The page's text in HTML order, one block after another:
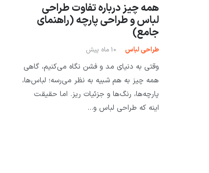
همه چیز درباره تفاوت طراحی
لباس و طراحی پارچه (راهنمای
جامع)
طراحی لباس 10 ماه پیش
وقتی به دنیای مد و فشن نگاه می‌کنیم، گاهی
همه چیز به هم شبیه به نظر می‌رسه؛ لباس‌ها،
پارچه‌ها، رنگ‌ها و جزئیات ریز. اما حقیقت
اینه که طراحی لباس و…